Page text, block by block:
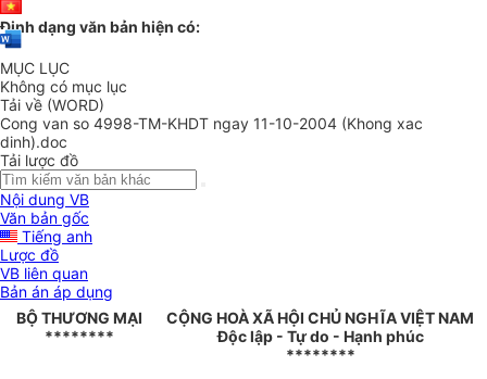
Định dạng văn bản hiện có:
MỤC LỤC
Không có mục lục
Tải về (WORD)
Cong van so 4998-TM-KHDT ngay 11-10-2004 (Khong xac
dinh).doc
Tải lược đồ
Nội dung VB
Văn bản gốc
Tiếng anh
Lược đồ
VB liên quan
Bản án áp dụng
BỘ THƯƠNG MẠI
********
CỘNG HOÀ XÃ HỘI CHỦ NGHĨA VIỆT NAM
Độc lập - Tự do - Hạnh phúc
********